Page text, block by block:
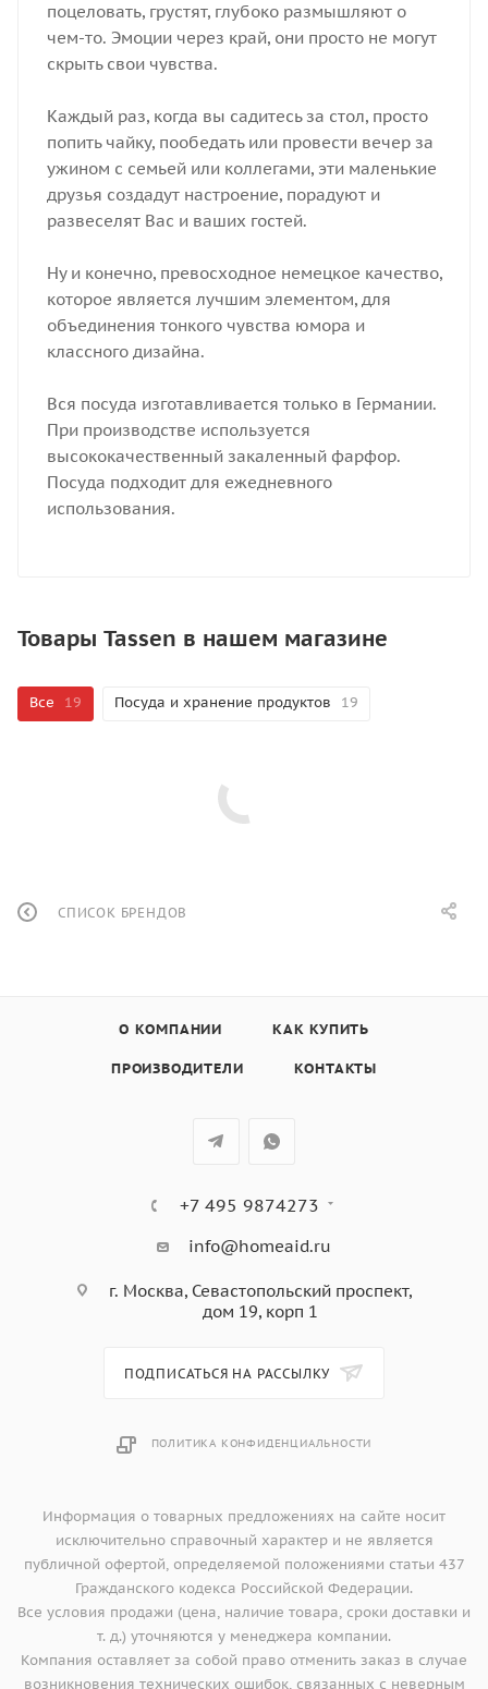
поцеловать, грустят, глубоко размышляют о
чем-то. Эмоции через край, они просто не могут
скрыть свои чувства.
Каждый раз, когда вы садитесь за стол, просто
попить чайку, пообедать или провести вечер за
ужином с семьей или коллегами, эти маленькие
друзья создадут настроение, порадуют и
развеселят Вас и ваших гостей.
Ну и конечно, превосходное немецкое качество,
которое является лучшим элементом, для
объединения тонкого чувства юмора и
классного дизайна.
Вся посуда изготавливается только в Германии.
При производстве используется
высококачественный закаленный фарфор.
Посуда подходит для ежедневного
использования.
Товары Tassen в нашем магазине
Все 19 Посуда и хранение продуктов 19
СПИСОК БРЕНДОВ
О КОМПАНИИ КАК КУПИТЬ
ПРОИЗВОДИТЕЛИ КОНТАКТЫ
+7 495 9874273
info@homeaid.ru
г. Москва, Севастопольский проспект,
дом 19, корп 1
ПОДПИСАТЬСЯ НА РАССЫЛКУ
ПОЛИТИКА КОНФИДЕНЦИАЛЬНОСТИ
Информация о товарных предложениях на сайте носит
исключительно справочный характер и не является
публичной офертой, определяемой положениями статьи 437
Гражданского кодекса Российской Федерации.
Все условия продажи (цена, наличие товара, сроки доставки и
т. д.) уточняются у менеджера компании.
Компания оставляет за собой право отменить заказ в случае
возникновения технических ошибок, связанных с неверным